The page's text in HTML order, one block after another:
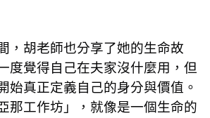
，胡老師也分享了她的生命故
度覺得自己在夫家沒什麼用，但
始真正定義自己的身分與價值。
那工作坊」，就像是一個生命的